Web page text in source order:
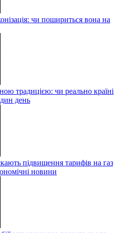
чи пошириться вона на
традицією: чи реально країні
день
підвищення тарифів на газ
новини